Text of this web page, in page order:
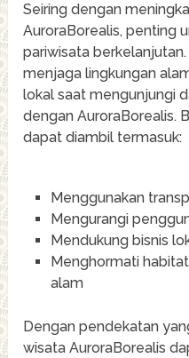
Seiring dengan
AuroraBorealis, penting
pariwisata
menjaga lingkungan
lokal saat mengunjungi
dengan AuroraBorealis.
dapat diambil termasuk:
Menggunakan
Mengurangi
Mendukung bisnis
Menghormati
alam
Dengan pendekatan
wisata AuroraBorealis